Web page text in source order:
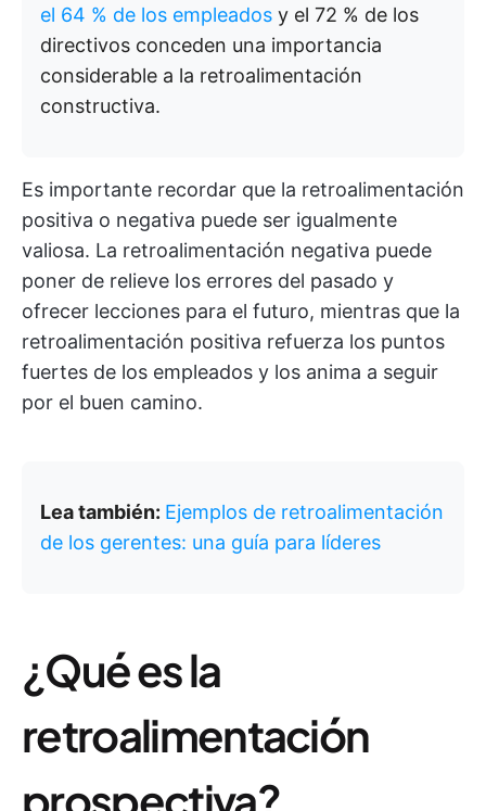
el 64 % de los empleados y el 72 % de los
directivos conceden una importancia
considerable a la retroalimentación
constructiva.
Es importante recordar que la retroalimentación
positiva o negativa puede ser igualmente
valiosa. La retroalimentación negativa puede
poner de relieve los errores del pasado y
ofrecer lecciones para el futuro, mientras que la
retroalimentación positiva refuerza los puntos
fuertes de los empleados y los anima a seguir
por el buen camino.
Lea también: Ejemplos de retroalimentación
de los gerentes: una guía para líderes
¿Qué es la
retroalimentación
prospectiva?